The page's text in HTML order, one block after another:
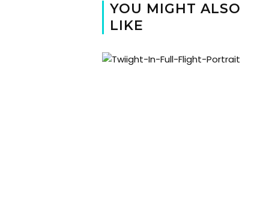
YOU MIGHT ALSO
LIKE